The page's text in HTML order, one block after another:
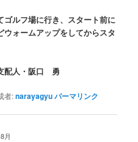
ルフ場に行き、スタート前に
ォームアップをしてからスタ
配人・阪口 勇
者:narayagyuパーマリンク
月